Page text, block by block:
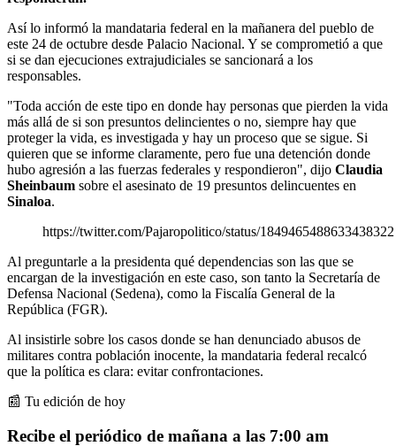
Así lo informó la mandataria federal en la mañanera del pueblo de
este 24 de octubre desde Palacio Nacional. Y se comprometió a que
si se dan ejecuciones extrajudiciales se sancionará a los
responsables.
"Toda acción de este tipo en donde hay personas que pierden la vida
más allá de si son presuntos delincientes o no, siempre hay que
proteger la vida, es investigada y hay un proceso que se sigue. Si
quieren que se informe claramente, pero fue una detención donde
hubo agresión a las fuerzas federales y respondieron", dijo Claudia
Sheinbaum sobre el asesinato de 19 presuntos delincuentes en
Sinaloa.
https://twitter.com/Pajaropolitico/status/1849465488633438322
Al preguntarle a la presidenta qué dependencias son las que se
encargan de la investigación en este caso, son tanto la Secretaría de
Defensa Nacional (Sedena), como la Fiscalía General de la
República (FGR).
Al insistirle sobre los casos donde se han denunciado abusos de
militares contra población inocente, la mandataria federal recalcó
que la política es clara: evitar confrontaciones.
📰 Tu edición de hoy
Recibe el periódico de mañana a las 7:00 am